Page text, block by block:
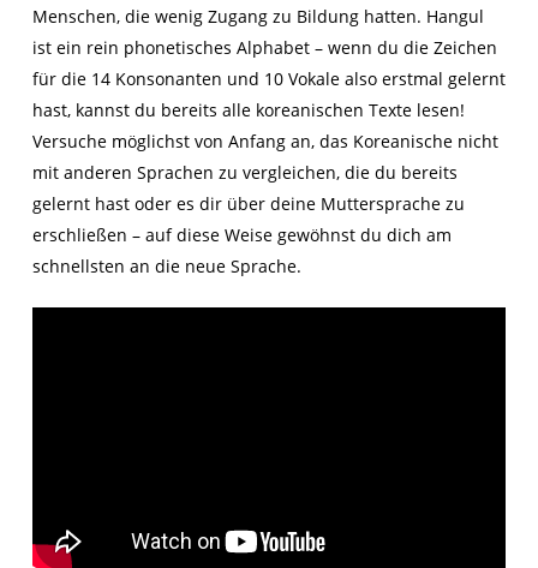
Menschen, die wenig Zugang zu Bildung hatten. Hangul
ist ein rein phonetisches Alphabet – wenn du die Zeichen
für die 14 Konsonanten und 10 Vokale also erstmal gelernt
hast, kannst du bereits alle koreanischen Texte lesen!
Versuche möglichst von Anfang an, das Koreanische nicht
mit anderen Sprachen zu vergleichen, die du bereits
gelernt hast oder es dir über deine Muttersprache zu
erschließen – auf diese Weise gewöhnst du dich am
schnellsten an die neue Sprache.